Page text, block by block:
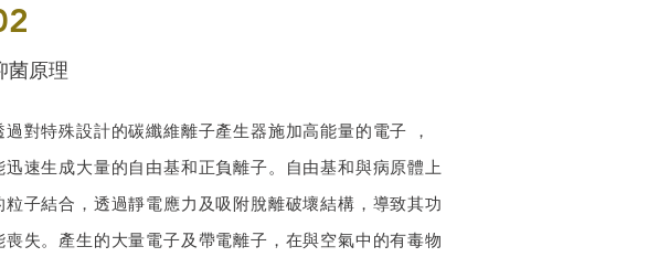
菌原理
過對特殊設計的碳纖維離子產生器施加高能量的電子 ，
迅速生成大量的自由基和正負離子。
自由基和與病原體上
粒子結合，透過靜電應力及吸附脫離破壞結構，導致其功
喪失。產生的大量電子及帶電離子，在與空氣中的有毒物